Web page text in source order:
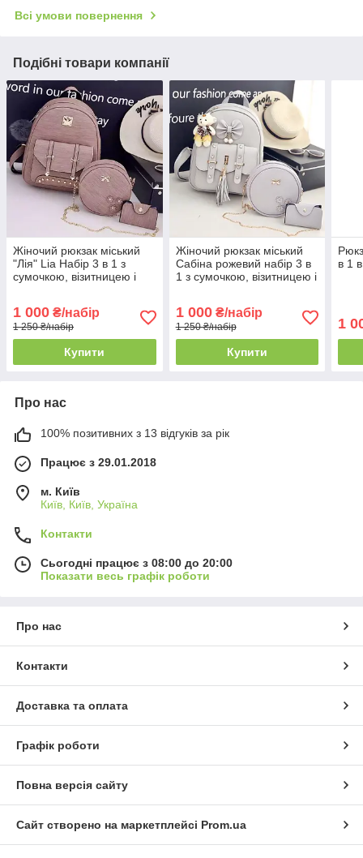
Всі умови повернення
Подібні товари компанії
Жіночий рюкзак міський
"Лія" Lia Набір 3 в 1 з
сумочкою, візитницею і
1 000 ₴/набір
1 250 ₴/набір
Купити
Жіночий рюкзак міський
Сабіна рожевий набір 3 в
1 з сумочкою, візитницею і
1 000₴/набір
1 250 ₴/набір
Купити
в 1
1
Про нас
100% позитивних з 13 відгуків за рік
Працює з 29.01.2018
м. Київ
Київ, Київ, Україна
Контакти
Сьогодні працює з 08:00 до 20:00
Показати весь графік роботи
Про нас
Контакти
Доставка та оплата
Графік роботи
Повна версія сайту
Сайт створено на маркетплейсі Prom.ua